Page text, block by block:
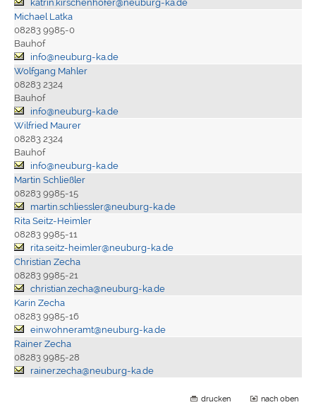
katrin.kirschenhofer@neuburg-ka.de
Michael Latka
08283 9985-0
Bauhof
info@neuburg-ka.de
Wolfgang Mahler
08283 2324
Bauhof
info@neuburg-ka.de
Wilfried Maurer
08283 2324
Bauhof
info@neuburg-ka.de
Martin Schließler
08283 9985-15
martin.schliessler@neuburg-ka.de
Rita Seitz-Heimler
08283 9985-11
rita.seitz-heimler@neuburg-ka.de
Christian Zecha
08283 9985-21
christian.zecha@neuburg-ka.de
Karin Zecha
08283 9985-16
einwohneramt@neuburg-ka.de
Rainer Zecha
08283 9985-28
rainer.zecha@neuburg-ka.de
drucken nach oben